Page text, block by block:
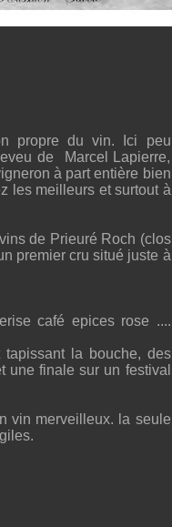
propre du vin. Ici peu
de Marcel Lapierre,
à part entière bien
les meilleurs et surtout à
de Prieuré Roch (clos
premier cru situé juste à
café epices rose ....
la bouche, des
une finale sur un festival
vin merveilleux. la seule